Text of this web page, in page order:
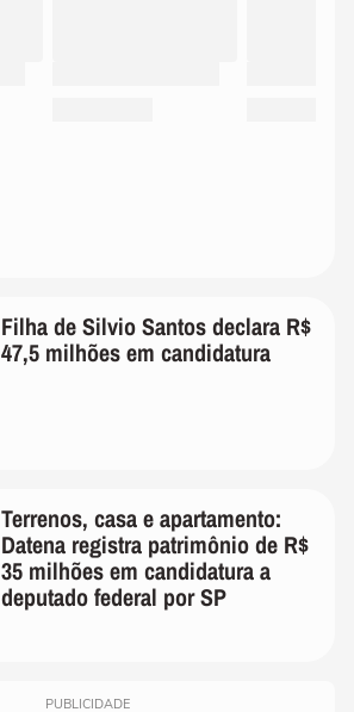
Filha de Silvio Santos declara R$
47,5 milhões em candidatura
Terrenos, casa e apartamento:
Datena registra patrimônio de R$
35 milhões em candidatura a
deputado federal por SP
PUBLICIDADE